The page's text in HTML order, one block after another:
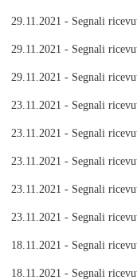
29.11.2021 - Segnali
29.11.2021 - Segnali
29.11.2021 - Segnali
23.11.2021 - Segnali
23.11.2021 - Segnali
23.11.2021 - Segnali
23.11.2021 - Segnali
23.11.2021 - Segnali
18.11.2021 - Segnali
18.11.2021 - Segnali